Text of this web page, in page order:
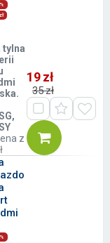
tylna
z
19 zł
35 zł